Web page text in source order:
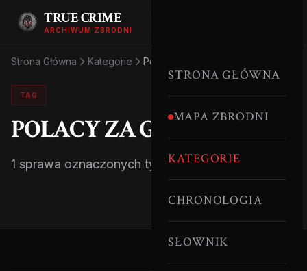
TRUE CRIME
ARCHIWUM ZBRODNI
STRONA GŁÓWNA
MAPA ZBRODNI
KATEGORIE
CHRONOLOGIA
SŁOWNIK
Strona Główna Kategorie Polacy Za Granicą
TAG
POLACY ZA GRANICĄ
1 sprawa oznaczonych tym tagiem.